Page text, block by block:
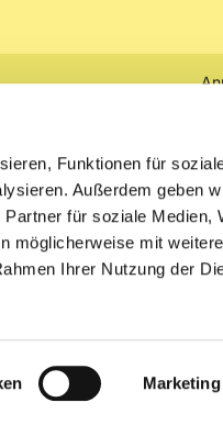
Funktionen für
Außerdem geben
für soziale Medien,
möglicherweise mit
Ihrer Nutzung der
Marketing
ChurchDesk-Login